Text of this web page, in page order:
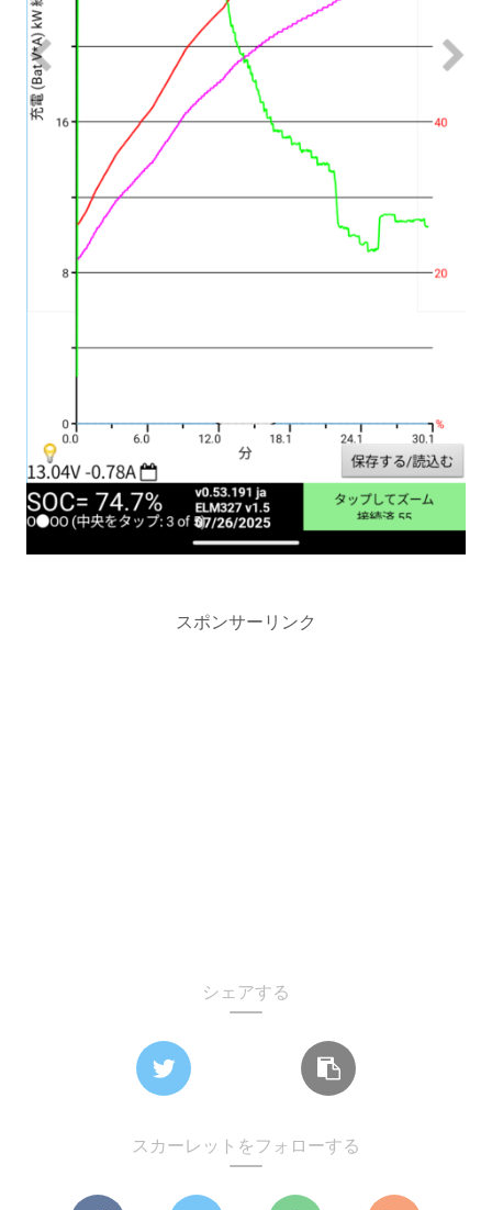
スポンサーリンク
シェアする
スカーレットをフォローする